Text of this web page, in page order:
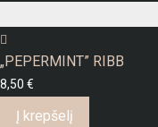
„PEPERMINT” RIBB
8,50 €
Į krepšelį